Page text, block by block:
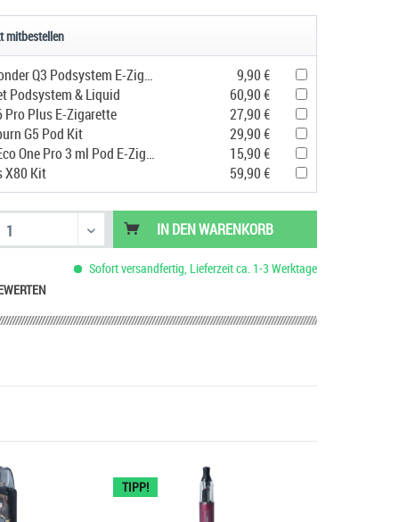
mitbestellen
Geekvape Sonder Q3 Podsystem E-Zigarette
9,90 €
Podsystem & Liquid
60,90 €
Plus E-Zigarette
27,90 €
G5 Pod Kit
29,90 €
Vaporesso Eco One Pro 3 ml Pod E-Zigarette
15,90 €
X80 Kit
59,90 €
IN DENWARENKORB
Sofort versandfertig, Lieferzeit ca. 1-3 Werktage
TIPP!